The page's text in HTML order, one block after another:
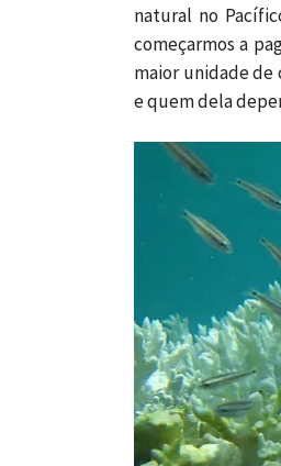
natural no
começarmos a
maior unidade de
e quem dela